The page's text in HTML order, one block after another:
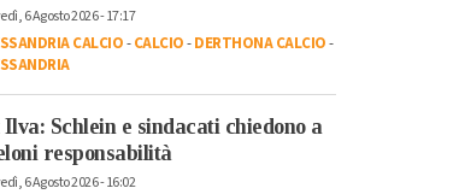
6 Agosto 2026 - 17:17
CALCIO-CALCIO-DERTHONA CALCIO-
Schlein e sindacati chiedono a
responsabilità
6 Agosto 2026 - 16:02